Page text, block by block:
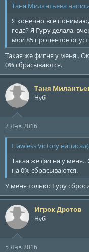
Таня Милантьева
Я конечно всё
года? Я Гуру делала,
мои 85 процентов
Такая же фигня у меня..
0% сбрасываются.
Таня
Нуб
2 Янв 2016
Flawless Victory
Такая же фигня у меня..
на 0% сбрасываются.
У меня только Гуру
Игрок Дротов
Нуб
5 Янв 2016